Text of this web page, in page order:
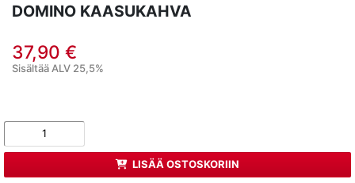
DOMINO KAASUKAHVA
37,90 €
Sisältää ALV 25,5%
LISÄÄ OSTOSKORIIN